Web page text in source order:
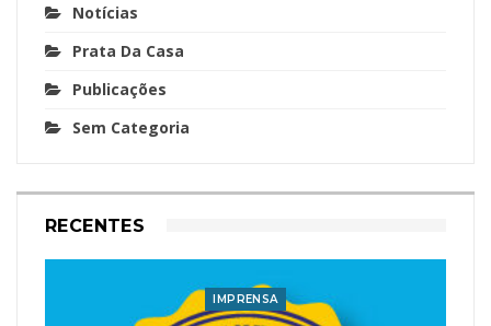
Notícias
Prata Da Casa
Publicações
Sem Categoria
RECENTES
IMPRENSA